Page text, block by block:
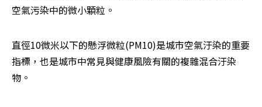
空氣污染中的微小顆粒。
直徑10微米以下的懸浮微粒(PM10)是城市空氣汙染的重要
指標，也是城市中常見與健康風險有關的複雜混合汙染
物。